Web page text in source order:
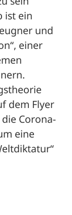
ist ein
und
einer
dem Flyer
Corona-
eine